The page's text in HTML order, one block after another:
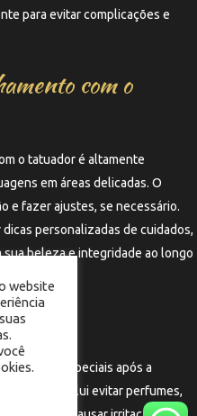
para evitar complicações e
com o
o tatuador é altamente
em áreas delicadas. O
e fazer ajustes, se necessário.
personalizadas de cuidados,
beleza e integridade ao longo
especiais após a
Isso inclui evitar perfumes,
website